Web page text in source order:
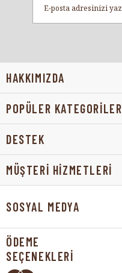
HAKKIMIZDA
POPÜLER KATEGORİLER
DESTEK
MÜŞTERİ HİZMETLERİ
SOSYAL MEDYA
ÖDEME
SEÇENEKLERİ